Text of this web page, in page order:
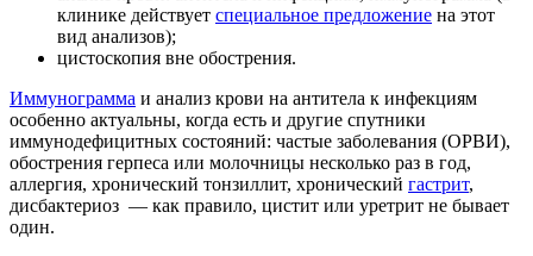
клинике действует специальное предложение на этот
вид анализов);
цистоскопия вне обострения.
Иммунограмма и анализ крови на антитела к инфекциям
особенно актуальны, когда есть и другие спутники
иммунодефицитных состояний: частые заболевания (ОРВИ),
обострения герпеса или молочницы несколько раз в год,
аллергия, хронический тонзиллит, хронический гастрит,
дисбактериоз — как правило, цистит или уретрит не бывает
один.